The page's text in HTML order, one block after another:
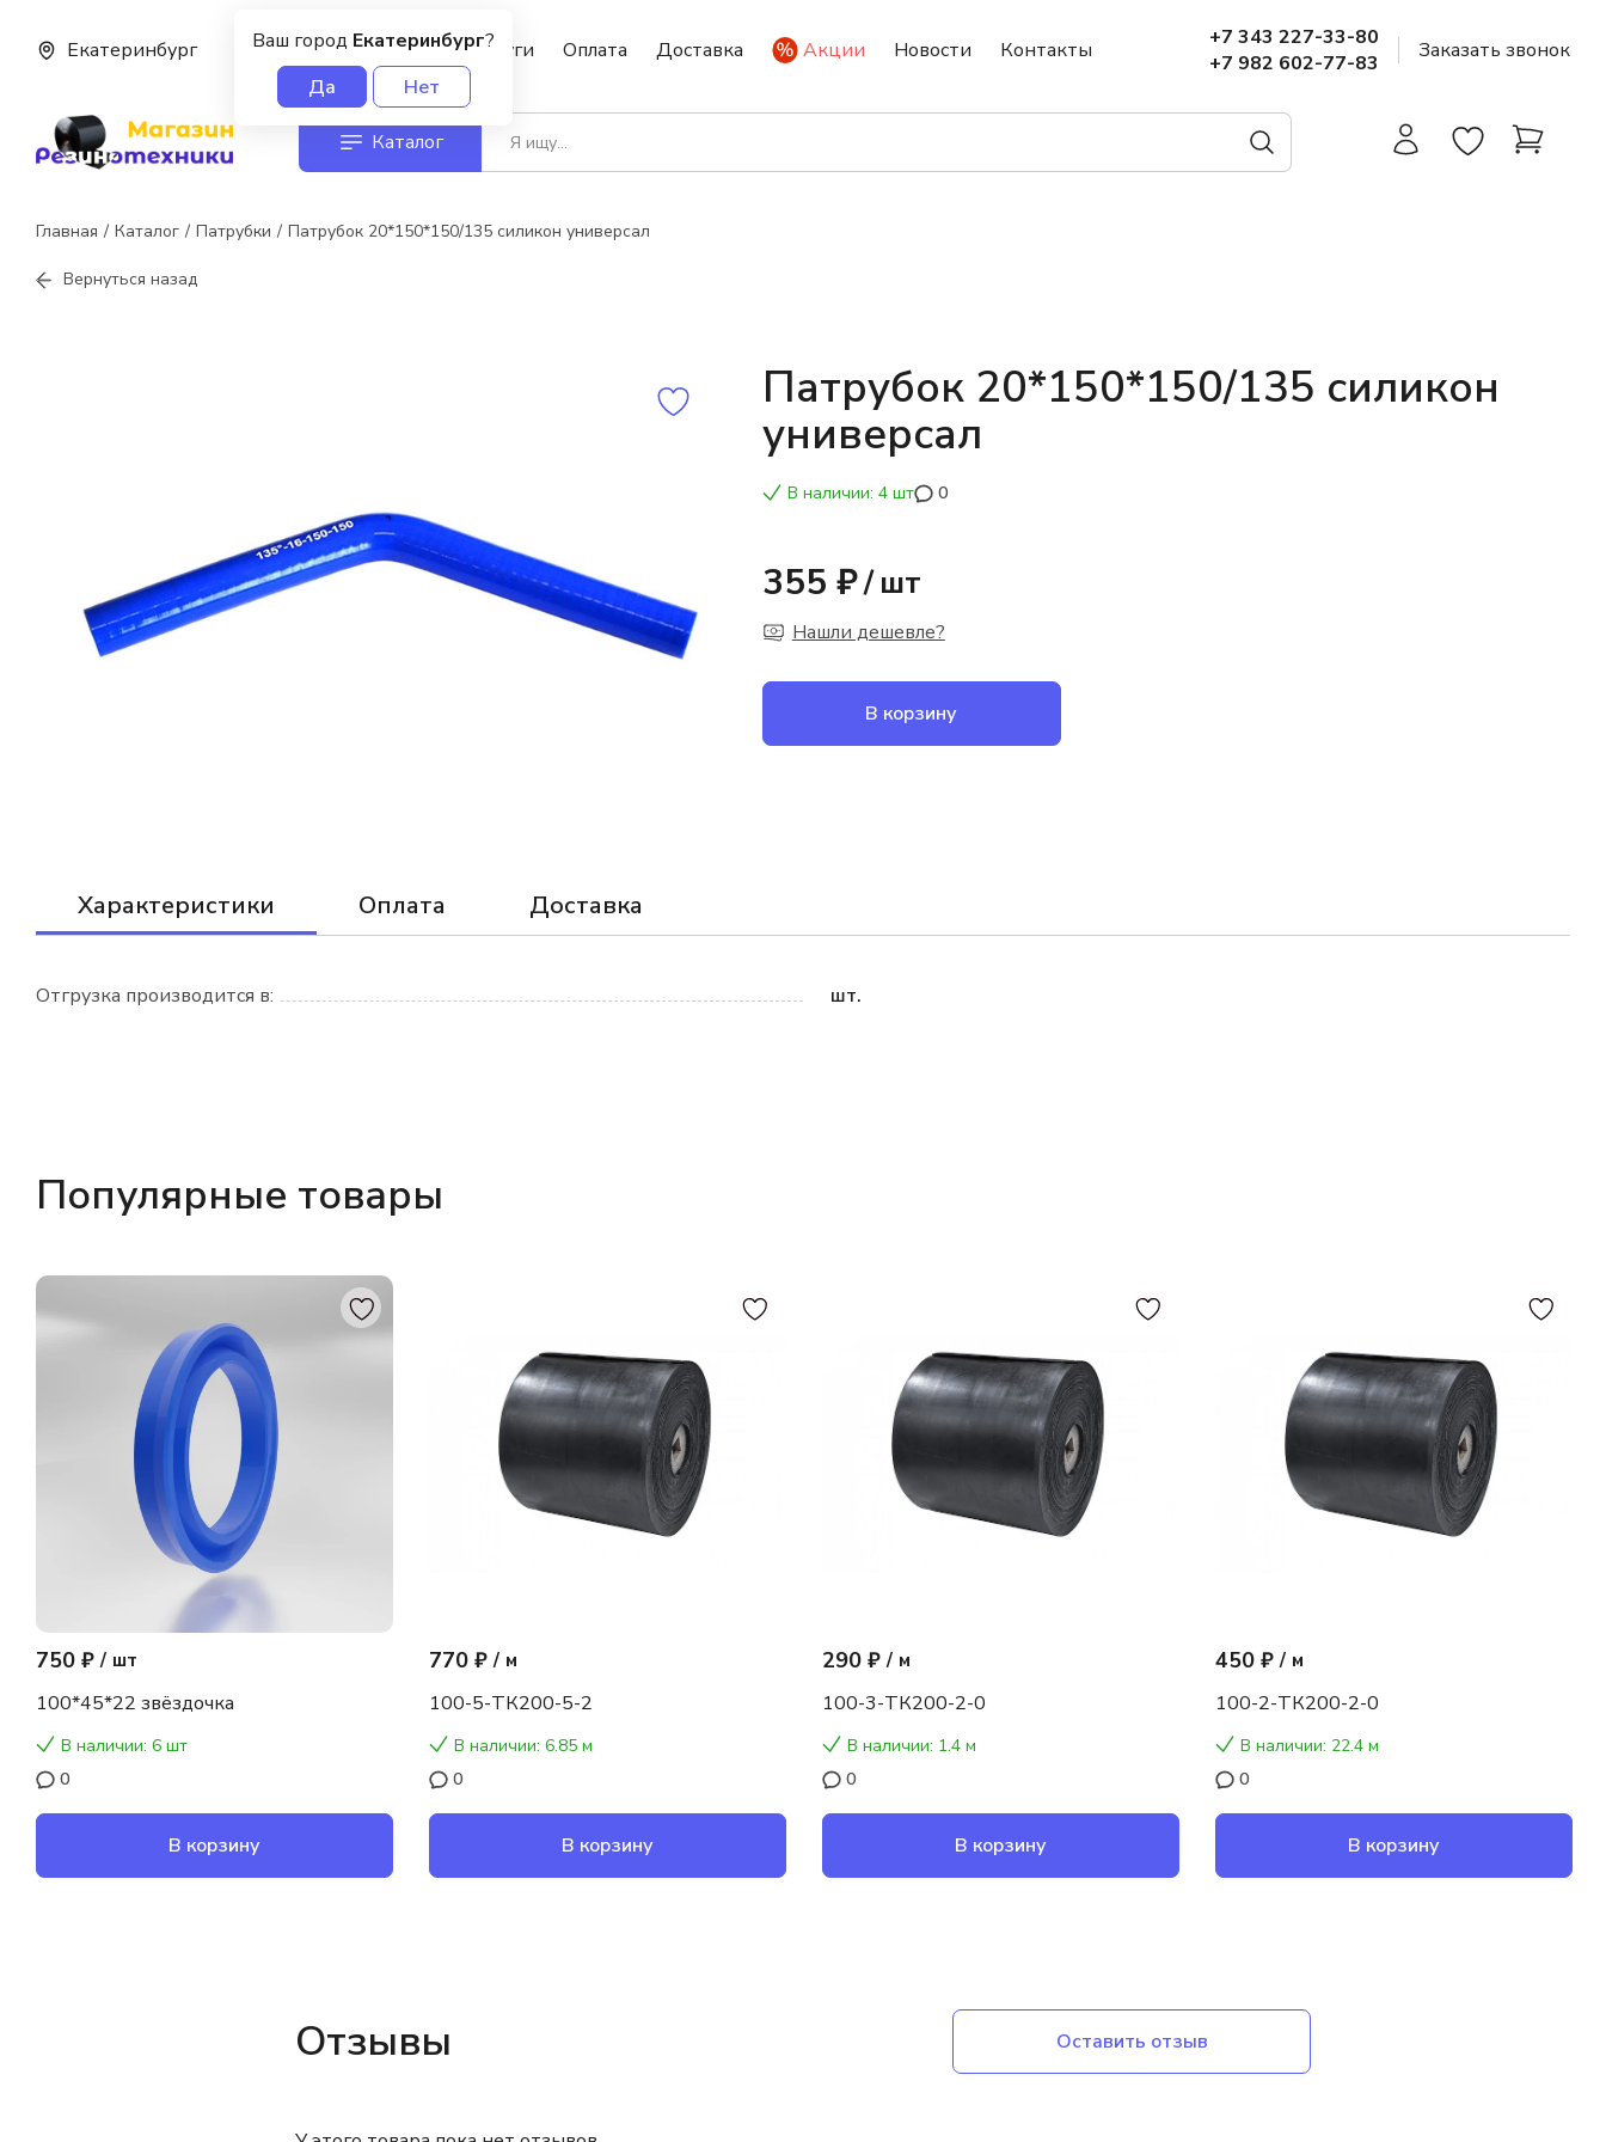
Ваш город Екатеринбург?
Да
Нет
Екатеринбург О нас Услуги Оплата Доставка Акции Новости Контакты
+7 343 227-33-80
+7 982 602-77-83
Заказать звонок
Каталог
Главная Каталог Патрубки Патрубок 20*150*150/135 силикон универсал
Вернуться назад
Патрубок 20*150*150/135 силикон
универсал
В наличии: 4 шт 0
355 ₽/ шт
Нашли дешевле?
В корзину
Характеристики Оплата Доставка
Отгрузка производится в: шт.
Популярные товары
750 ₽ / шт
100*45*22 звёздочка
В наличии: 6 шт
0
В корзину
770 ₽ / м
100-5-ТК200-5-2
В наличии: 6.85 м
0
В корзину
290 ₽ / м
100-3-ТК200-2-0
В наличии: 1.4 м
0
В корзину
450 ₽ / м
100-2-ТК200-2-0
В наличии: 22.4 м
0
В корзину
Отзывы Оставить отзыв